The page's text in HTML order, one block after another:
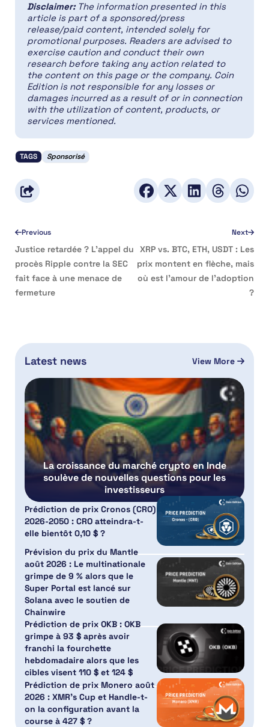
Disclaimer: The information presented in this
article is part of a sponsored/press
release/paid content, intended solely for
promotional purposes. Readers are advised to
exercise caution and conduct their own
research before taking any action related to
the content on this page or the company. Coin
Edition is not responsible for any losses or
damages incurred as a result of or in connection
with the utilization of content, products, or
services mentioned.
TAGS Sponsorisé
Previous
Justice retardée ? L’appel du
procès Ripple contre la SEC
fait face à une menace de
fermeture
Next
XRP vs. BTC, ETH, USDT : Les
prix montent en flèche, mais
où est l’amour de l’adoption
?
Latest news View More
La croissance du marché crypto en Inde
soulève de nouvelles questions pour les
investisseurs
Prédiction de prix Cronos (CRO)
2026-2050 : CRO atteindra-t-
elle bientôt 0,10 $ ?
Prévision du prix du Mantle
août 2026 : Le multinationale
grimpe de 9 % alors que le
Super Portal est lancé sur
Solana avec le soutien de
Chainwire
Prédiction de prix OKB : OKB
grimpe à 93 $ après avoir
franchi la fourchette
hebdomadaire alors que les
cibles visent 110 $ et 124 $
Prédiction de prix Monero août
2026 : XMR’s Cup et Handle-t-
on la configuration avant la
course à 427 $ ?